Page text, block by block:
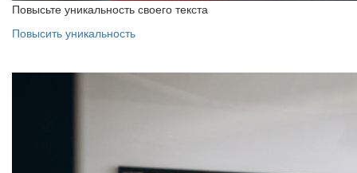
Повысьте уникальность своего текста
Повысить уникальность